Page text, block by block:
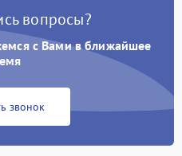
вопросы?
с Вами в ближайшее
звонок